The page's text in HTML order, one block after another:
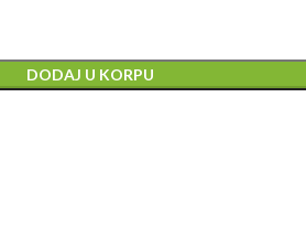
DODAJ U KORPU